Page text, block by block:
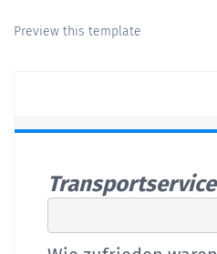
Preview this template